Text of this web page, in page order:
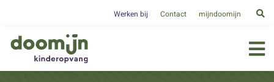
Werken bij Contact mijndoomijn